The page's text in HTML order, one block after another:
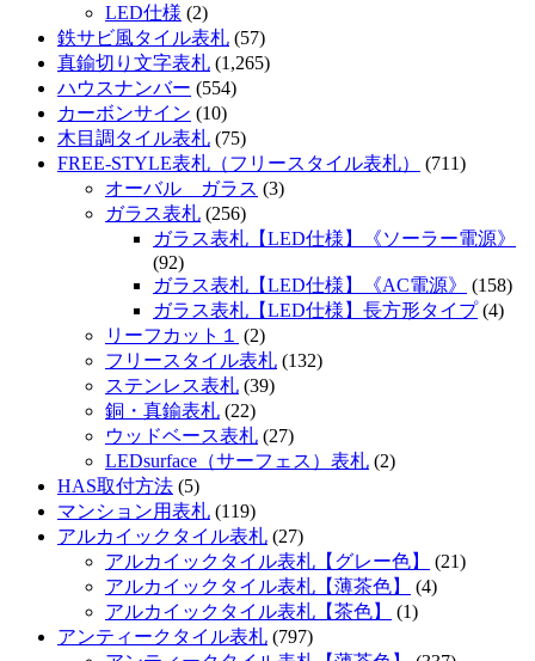
LED仕様 (2)
鉄サビ風タイル表札 (57)
真鍮切り文字表札 (1,265)
ハウスナンバー (554)
カーボンサイン (10)
木目調タイル表札 (75)
FREE-STYLE表札（フリースタイル表札）
(711)
オーバル ガラス (3)
ガラス表札 (256)
ガラス表札【LED仕様】《ソーラー電源》
(92)
ガラス表札【LED仕様】《AC電源》
(158)
ガラス表札【LED仕様】長方形タイプ(4)
リーフカット１
(2)
フリースタイル表札 (132)
ステンレス表札 (39)
銅・真鍮表札 (22)
ウッドベース表札 (27)
LEDsurface（サーフェス）表札 (2)
HAS取付方法 (5)
マンション用表札 (119)
アルカイックタイル表札 (27)
アルカイックタイル表札【グレー色】
(21)
アルカイックタイル表札【薄茶色】
(4)
アルカイックタイル表札【茶色】
(1)
アンティークタイル表札 (797)